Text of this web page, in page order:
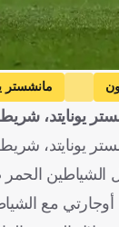
مانشستر
يونايتد،
يونايتد،
السبت، في الجولة 26 من